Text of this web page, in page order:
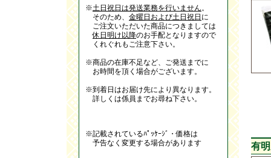
※土日祝日は発送業務を行いません。
そのため、 金曜日および土日祝日 に
ご注文いただいた商品につきましては
休日明け以降のお手配となりますので
くれぐれもご注意下さい。
※商品の在庫不足など、ご発送までに
お時間を頂く場合がございます。
※到着日はお届け先により異なります。
詳しくは係員までお尋ね下さい。
※記載されているﾊﾟｯｹｰｼﾞ・価格は
予告なく変更する場合があります
有